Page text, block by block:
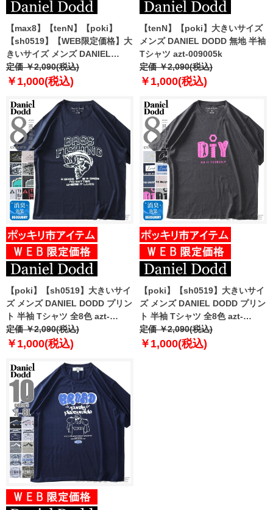
【max8】【tenN】【poki】
【sh0519】【WEB限定価格】大
きいサイズ メンズ DANIEL
DODD 半袖 Tシャツ 無地 半袖T
シャツ 10L対応 azt-009005 緊急
定価 ￥2,090(税込)
￥1,000(税込)
【tenN】【poki】大きいサイズ
メンズ DANIEL DODD 無地 半袖
Tシャツ azt-009005k
定価 ￥2,090(税込)
￥1,000(税込)
【poki】【sh0519】大きいサイ
ズ メンズ DANIEL DODD プリン
ト 半袖 Tシャツ 全8色 azt-
2202pt4
定価 ￥2,090(税込)
￥1,000(税込)
【poki】【sh0519】大きいサイ
ズ メンズ DANIEL DODD プリン
ト 半袖 Tシャツ 全8色 azt-
2202pt5
定価 ￥2,090(税込)
￥1,000(税込)